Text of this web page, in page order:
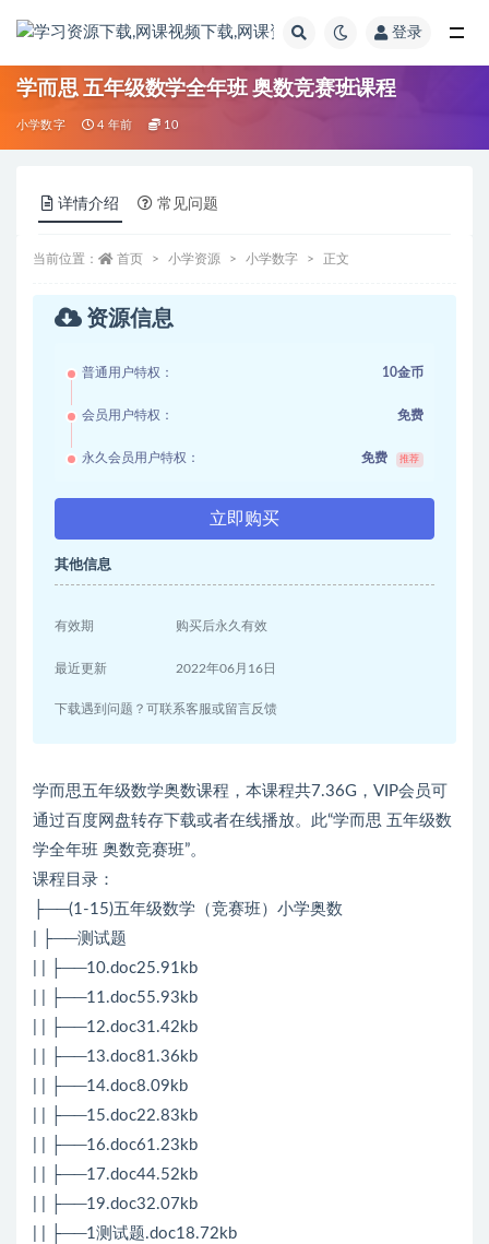
登录
学而思 五年级数学全年班 奥数竞赛班课程
小学数字 4 年前 10
详情介绍 常见问题
当前位置： 首页 小学资源 小学数字 正文
资源信息
普通用户特权： 10金币
会员用户特权： 免费
永久会员用户特权： 免费 推荐
立即购买
其他信息
有效期 购买后永久有效
最近更新 2022年06月16日
下载遇到问题？可联系客服或留言反馈
学而思五年级数学奥数课程，本课程共7.36G，VIP会员可
通过百度网盘转存下载或者在线播放。此“学而思 五年级数
学全年班 奥数竞赛班”。
课程目录：
├──(1-15)五年级数学（竞赛班）小学奥数
| ├──测试题
| | ├──10.doc25.91kb
| | ├──11.doc55.93kb
| | ├──12.doc31.42kb
| | ├──13.doc81.36kb
| | ├──14.doc8.09kb
| | ├──15.doc22.83kb
| | ├──16.doc61.23kb
| | ├──17.doc44.52kb
| | ├──19.doc32.07kb
| | ├──1测试题.doc18.72kb